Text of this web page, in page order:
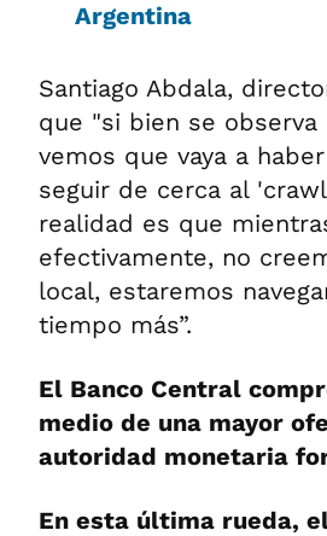
Argentina
Santiago Abdala,
que "si bien se
vemos que vaya a
seguir de cerca al
realidad es que
efectivamente, no
local, estaremos
tiempo más”.
El Banco Central
medio de una mayor
autoridad monetaria
En esta última rueda,